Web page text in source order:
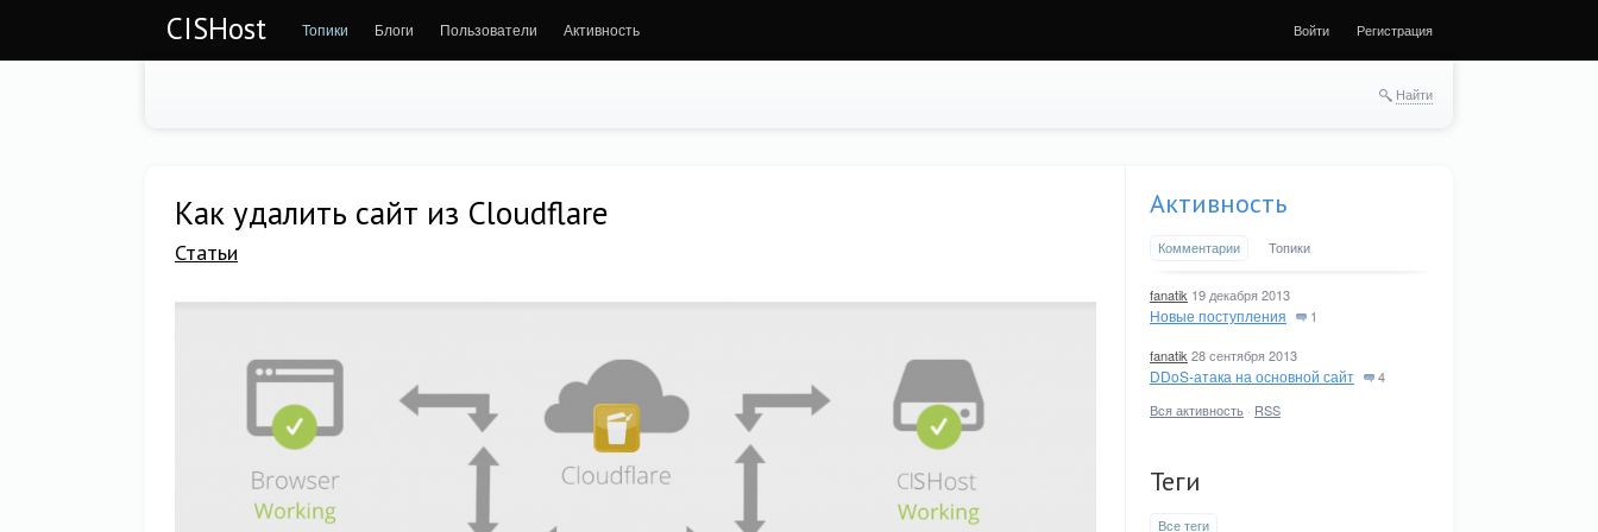
CISHost Топики Блоги Пользователи Активность Войти Регистрация
Найти
Как удалить сайт из Cloudflare
Статьи
Активность
Комментарии Топики
fanatik 19 декабря 2013
Новые поступления 1
fanatik 28 сентября 2013
DDoS-атака на основной сайт
4
Вся активность · RSS
Теги
Все теги